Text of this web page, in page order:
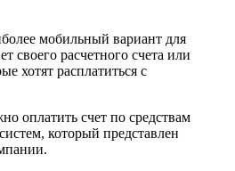
мобильный вариант для
своего расчетного счета или
хотят расплатиться с
оплатить счет по средствам
который представлен